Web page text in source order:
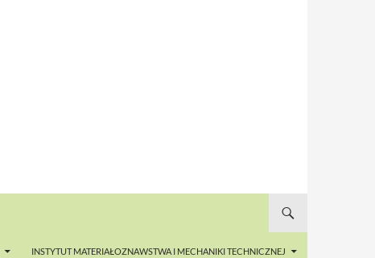
INSTYTUT MATERIAŁOZNAWSTWA I MECHANIKI TECHNICZNEJ